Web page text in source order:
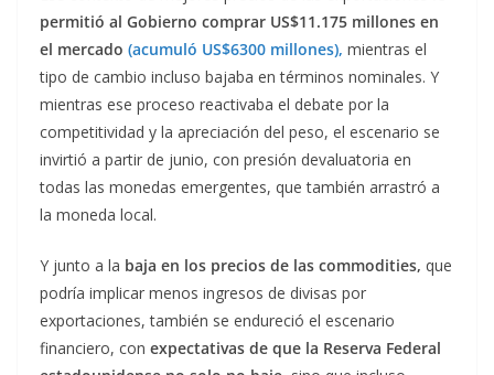
permitió al Gobierno comprar US$11.175 millones en
el mercado (acumuló US$6300 millones), mientras el
tipo de cambio incluso bajaba en términos nominales. Y
mientras ese proceso reactivaba el debate por la
competitividad y la apreciación del peso, el escenario se
invirtió a partir de junio, con presión devaluatoria en
todas las monedas emergentes, que también arrastró a
la moneda local.
Y junto a la baja en los precios de las commodities, que
podría implicar menos ingresos de divisas por
exportaciones, también se endureció el escenario
financiero, con expectativas de que la Reserva Federal